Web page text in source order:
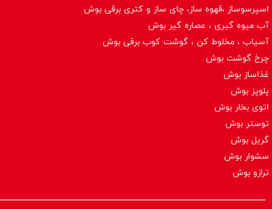
اسپرسوساز ،قهوه ساز، چای ساز و کتری برقی بوش
آب میوه گیری ، عصاره گیر بوش
آسیاب ، مخلوط کن ، گوشت کوب برقی بوش
چرخ گوشت بوش
غذاساز بوش
پلوپز بوش
اتوی بخار بوش
توستر بوش
گریل بوش
سشوار بوش
ترازو بوش